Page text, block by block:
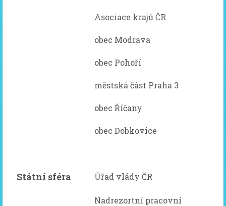
Asociace krajů ČR
obec Modrava
obec Pohoří
městská část Praha 3
obec Říčany
obec Dobkovice
Státní sféra Úřad vlády ČR
Nadrezortní pracovní